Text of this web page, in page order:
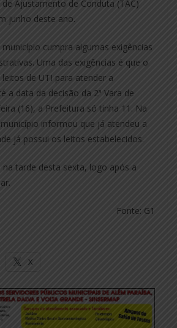
Ajustamento de Conduta (TAC)
junho deste ano.
cumpra algumas exigências
Uma das exigências é que o
de UTI para atender a
a data da decisão da 2ª Vara de
(16), a Prefeitura só tinha 11. Na
informou que já atendeu a
já possui os leitos estabelecidos.
tarde desta sexta, logo após a
Fonte: G1
X